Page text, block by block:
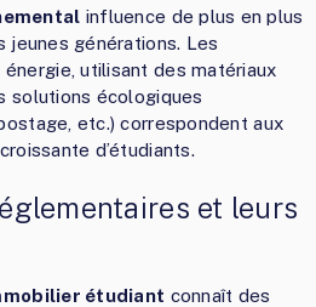
influence de plus en plus
jeunes générations. Les
utilisant des matériaux
solutions écologiques
etc.) correspondent aux
d’étudiants.
et leurs
étudiant connaît des